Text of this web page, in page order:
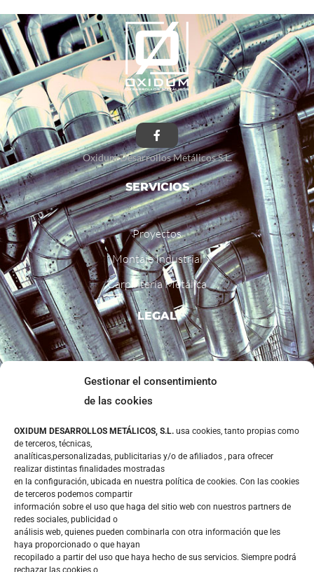
Gestionar el consentimiento
de las cookies
OXIDUM DESARROLLOS METÁLICOS, S.L. usa cookies, tanto propias como
de terceros, técnicas,
analíticas,personalizadas, publicitarias y/o de afiliados , para ofrecer
realizar distintas finalidades mostradas
en la configuración, ubicada en nuestra política de cookies. Con las cookies
de terceros podemos compartir
información sobre el uso que haga del sitio web con nuestros partners de
redes sociales, publicidad o
análisis web, quienes pueden combinarla con otra información que les
haya proporcionado o que hayan
recopilado a partir del uso que haya hecho de sus servicios. Siempre podrá
rechazar las cookies o
Oxidum Desarrollos Metálicos S.L.
SERVICIOS
Proyectos
Montaje Industrial
Carpintería Metálica
LEGAL
Aviso Legal
Política de privacidad
Calle Mina la Cuarta 36 – Polígono Lo Bolarin
30369 – La Unión (Murcia)